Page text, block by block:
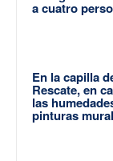
a cuatro
En la capilla
Rescate, en
las
pinturas